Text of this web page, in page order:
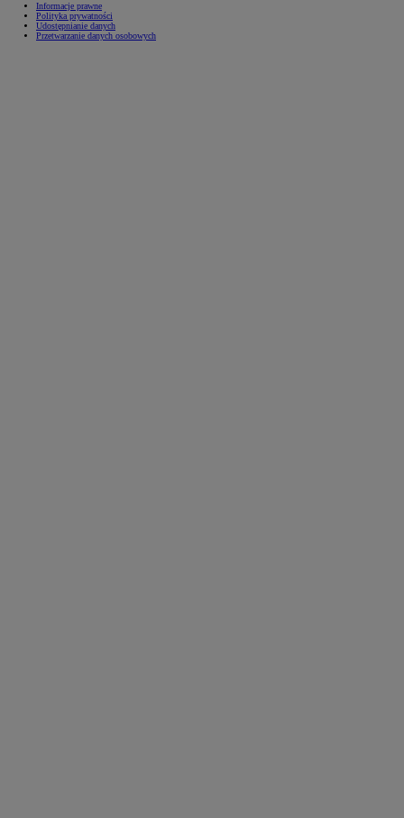
Informacje prawne
Polityka prywatności
Udostępnianie danych
Przetwarzanie danych osobowych